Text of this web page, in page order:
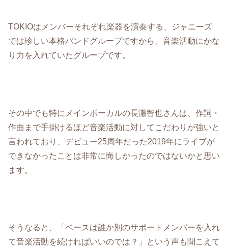
TOKIOはメンバーそれぞれ楽器を演奏する、ジャニーズ
では珍しい本格バンドグループですから、音楽活動にかな
り力を入れていたグループです。
その中でも特にメインボーカルの長瀬智也さんは、作詞・
作曲まで手掛けるほど音楽活動に対してこだわりが強いと
言われており、デビュー25周年だった2019年にライブが
できなかったことは非常に悔しかったのではないかと思い
ます。
そうなると、「ベースは誰か別のサポートメンバーを入れ
て音楽活動を続ければいいのでは？」という声も聞こえて